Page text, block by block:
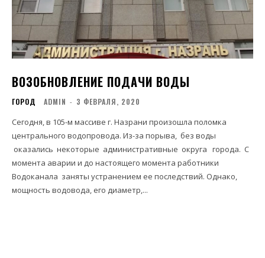
ВОЗОБНОВЛЕНИЕ ПОДАЧИ ВОДЫ
ГОРОД ADMIN - 3 ФЕВРАЛЯ, 2020
Сегодня, в 105-м массиве г. Назрани произошла поломка
центрального водопровода. Из-за порыва, без воды
оказались некоторые административные округа города. С
момента аварии и до настоящего момента работники
Водоканала заняты устранением ее последствий. Однако,
мощность водовода, его диаметр,...